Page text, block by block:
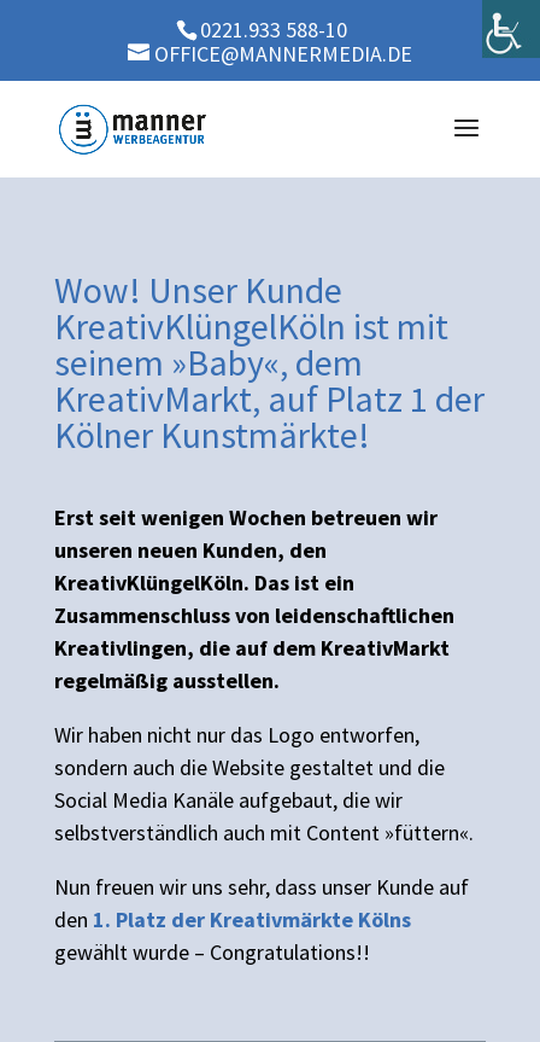
0221.933 588-10
OFFICE@MANNERMEDIA.DE
Wow! Unser Kunde
KreativKlüngelKöln ist mit
seinem »Baby«, dem
KreativMarkt, auf Platz 1 der
Kölner Kunstmärkte!
Erst seit wenigen Wochen betreuen wir
unseren neuen Kunden, den
KreativKlüngelKöln. Das ist ein
Zusammenschluss von leidenschaftlichen
Kreativlingen, die auf dem KreativMarkt
regelmäßig ausstellen.
Wir haben nicht nur das Logo entworfen,
sondern auch die Website gestaltet und die
Social Media Kanäle aufgebaut, die wir
selbstverständlich auch mit Content »füttern«.
Nun freuen wir uns sehr, dass unser Kunde auf
den 1. Platz der Kreativmärkte Kölns
gewählt wurde – Congratulations!!